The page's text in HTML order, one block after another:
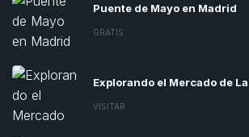
Puente de Mayo en Madrid
GRATIS
Explorando el Mercado de La
VISITAR